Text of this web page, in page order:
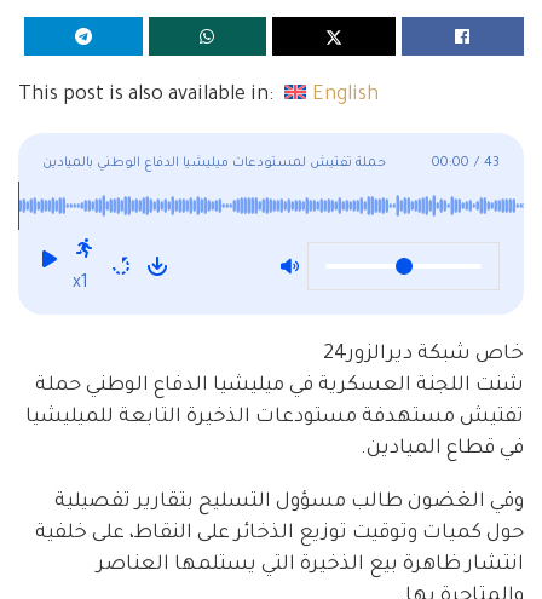
This post is also available in: English
حملة تفتيش لمستودعات ميليشيا الدفاع الوطني بالميادين 00:00 / 43
x1
خاص شبكة ديرالزور24
شنت اللجنة العسكرية في ميليشيا الدفاع الوطني حملة
تفتيش مستهدفة مستودعات الذخيرة التابعة للميليشيا
في قطاع الميادين.
وفي الغضون طالب مسؤول التسليح بتقارير تفصيلية
حول كميات وتوقيت توزيع الذخائر على النقاط، على خلفية
انتشار ظاهرة بيع الذخيرة التي يستلمها العناصر